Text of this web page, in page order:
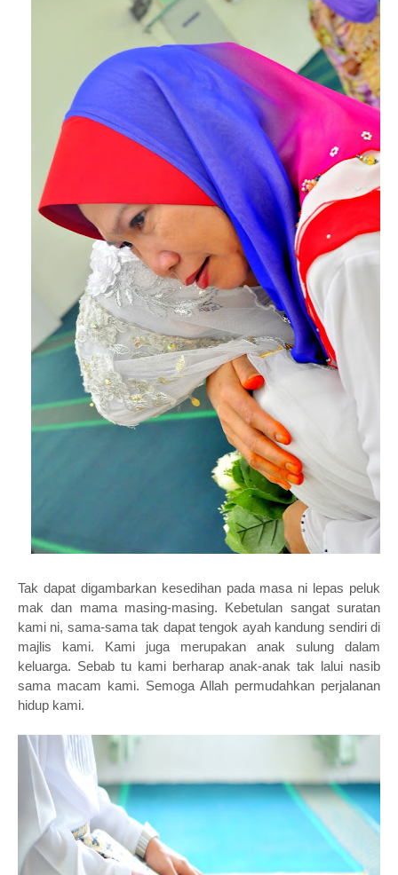
Tak dapat digambarkan kesedihan pada masa ni lepas peluk
mak dan mama masing-masing. Kebetulan sangat suratan
kami ni, sama-sama tak dapat tengok ayah kandung sendiri di
majlis kami. Kami juga merupakan anak sulung dalam
keluarga. Sebab tu kami berharap anak-anak tak lalui nasib
sama macam kami. Semoga Allah permudahkan perjalanan
hidup kami.